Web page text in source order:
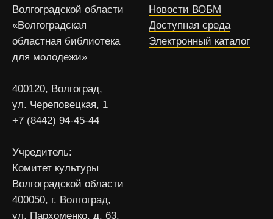
Волгоградской области
«Волгоградская
областная библиотека
для молодежи»
400120, Волгоград,
ул. Череповецкая, 1
+7 (8442) 94-45-44
Учредитель:
Комитет культуры
Волгоградской области
400050, г. Волгоград,
ул. Пархоменко, д. 63.
Новости ВОБМ
Доступная среда
Электронный каталог